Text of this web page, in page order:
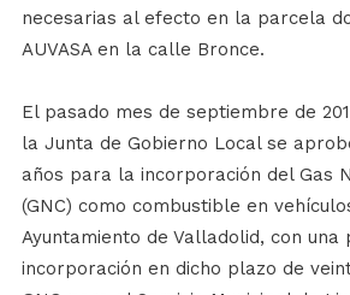
necesarias al efecto en la parcela
AUVASA en la calle Bronce.
El pasado mes de septiembre de
la Junta de Gobierno Local se
años para la incorporación del Gas
(GNC) como combustible en
Ayuntamiento de Valladolid, con una
incorporación en dicho plazo de